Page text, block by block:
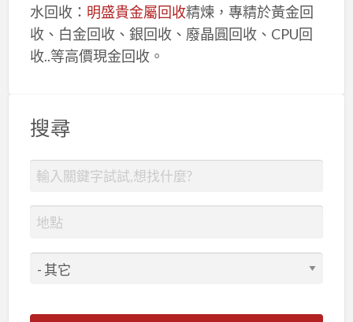
水回收： 明盛貴金屬回收精煉，專精於黃金回
收、白金回收、銀回收、廢晶圓回收、CPU回
收..等高價現金回收。
搜尋